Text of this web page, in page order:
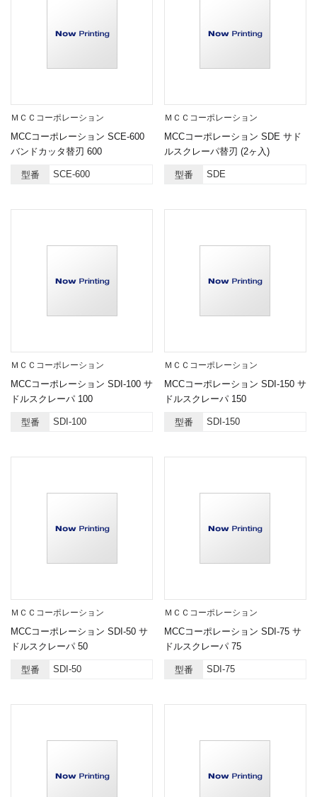
ＭＣＣコーポレーション
MCCコーポレーション SCE-600
バンドカッタ替刃 600
型番 SCE-600
ＭＣＣコーポレーション
MCCコーポレーション SDE サド
ルスクレーパ替刃 (2ヶ入)
型番 SDE
ＭＣＣコーポレーション
MCCコーポレーション SDI-100 サ
ドルスクレーパ 100
型番 SDI-100
ＭＣＣコーポレーション
MCCコーポレーション SDI-150 サ
ドルスクレーパ 150
型番 SDI-150
ＭＣＣコーポレーション
MCCコーポレーション SDI-50 サ
ドルスクレーパ 50
型番 SDI-50
ＭＣＣコーポレーション
MCCコーポレーション SDI-75 サ
ドルスクレーパ 75
型番 SDI-75